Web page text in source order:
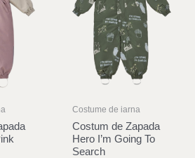
Costume de iarna
Costum de Zapada
Hero I’m Going To
Search